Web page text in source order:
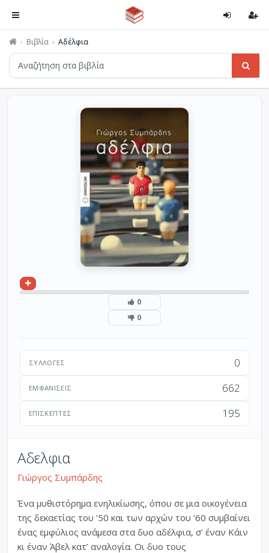
Βιβλία Αδέλφια
0
0
ΣΥΛΛΟΓΈΣ 0
ΕΜΦΑΝΊΣΕΙΣ 662
ΕΠΙΣΚΈΠΤΕΣ 195
Αδελφια
Γιώργος Συμπάρδης
Ένα μυθιστόρημα ενηλικίωσης, όπου σε μια οικογένεια
της δεκαετίας του ’50 και των αρχών του ’60 συμβαίνει
ένας εμφύλιος ανάμεσα στα δυο αδέλφια, σ’ έναν Κάιν
κι έναν Άβελ κατ’ αναλογία. Οι δυο τους